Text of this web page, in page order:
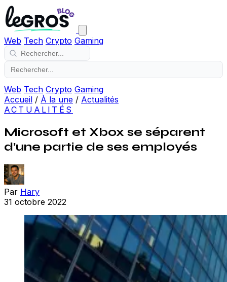
Web Tech Crypto Gaming
Web Tech Crypto Gaming
Accueil / À la une / Actualités
ACTUALITÉS
Microsoft et Xbox se séparent
d’une partie de ses employés
Par Hary
31 octobre 2022